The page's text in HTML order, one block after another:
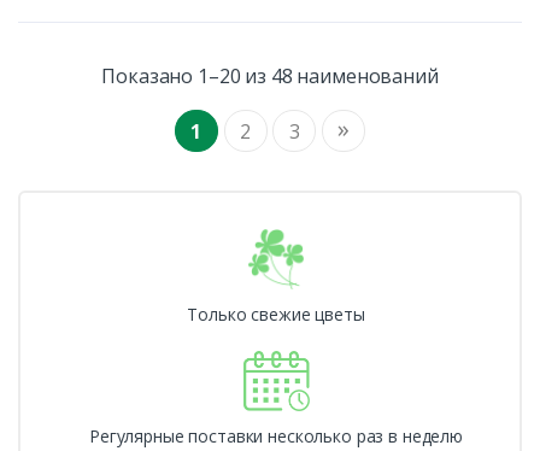
Показано 1–20 из 48 наименований
1 2 3 »
Только свежие цветы
Регулярные поставки несколько раз в неделю